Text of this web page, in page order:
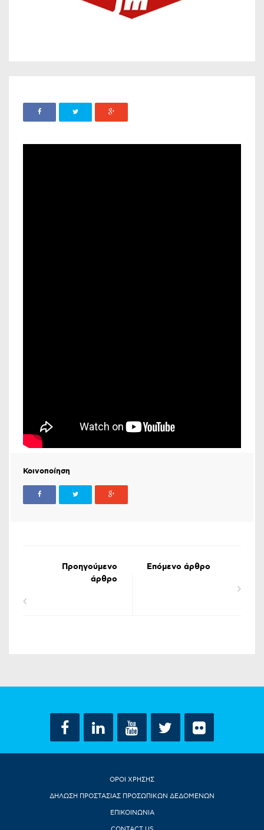
Κοινοποίηση
Προηγούμενο
άρθρο
Επόμενο άρθρο
ΟΡΟΙ ΧΡΗΣΗΣ
ΔΗΛΩΣΗ ΠΡΟΣΤΑΣΙΑΣ ΠΡΟΣΩΠΙΚΩΝ ΔΕΔΟΜΕΝΩΝ
ΕΠΙΚΟΙΝΩΝΙΑ